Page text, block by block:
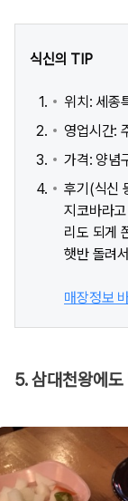
식신의 TIP
위치: 세종
영업시간:
가격: 양념
후기(식신
지코바라
리도 되게
햇반 돌려
매장정보
5. 삼대천왕에